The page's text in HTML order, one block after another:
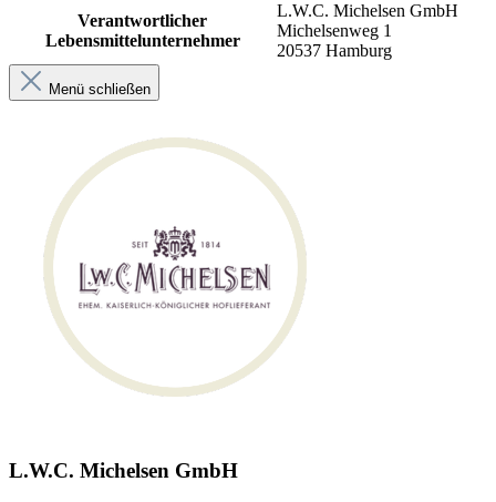
Verantwortlicher
Lebensmittelunternehmer
L.W.C. Michelsen GmbH
Michelsenweg 1
20537 Hamburg
Menü schließen
L.W.C. Michelsen GmbH